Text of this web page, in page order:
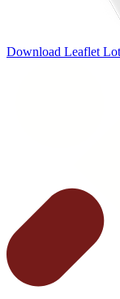
Download Leaflet